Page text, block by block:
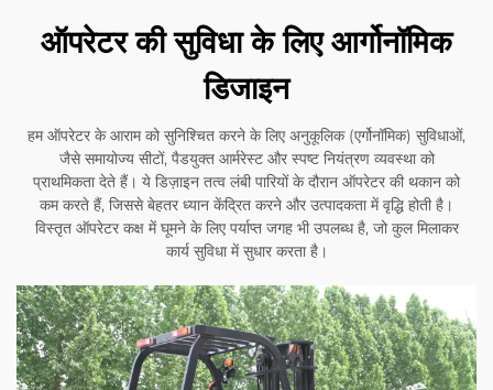
ऑपरेटर की सुविधा के लिए आर्गोनॉमिक
डिजाइन
हम ऑपरेटर के आराम को सुनिश्चित करने के लिए अनुकूलिक (एर्गोनॉमिक) सुविधाओं,
जैसे समायोज्य सीटों, पैडयुक्त आर्मरेस्ट और स्पष्ट नियंत्रण व्यवस्था को
प्राथमिकता देते हैं। ये डिज़ाइन तत्व लंबी पारियों के दौरान ऑपरेटर की थकान को
कम करते हैं, जिससे बेहतर ध्यान केंद्रित करने और उत्पादकता में वृद्धि होती है।
विस्तृत ऑपरेटर कक्ष में घूमने के लिए पर्याप्त जगह भी उपलब्ध है, जो कुल मिलाकर
कार्य सुविधा में सुधार करता है।